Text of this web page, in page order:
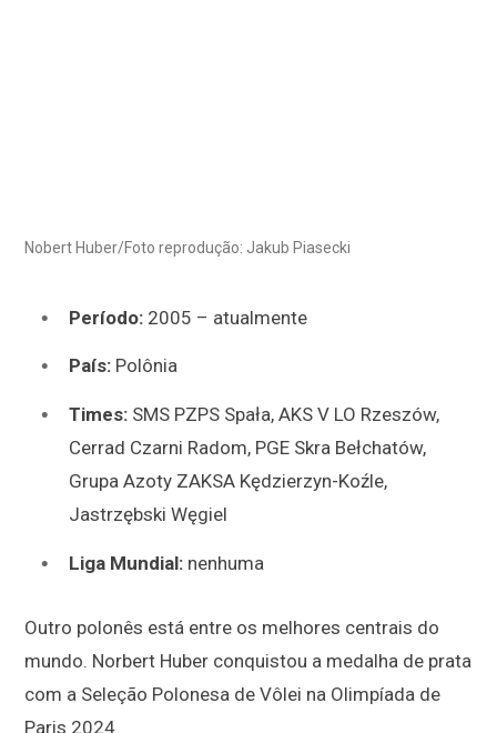
Nobert Huber/Foto reprodução: Jakub Piasecki
Período: 2005 – atualmente
País: Polônia
Times: SMS PZPS Spała, AKS V LO Rzeszów,
Cerrad Czarni Radom, PGE Skra Bełchatów,
Grupa Azoty ZAKSA Kędzierzyn-Koźle,
Jastrzębski Węgiel
Liga Mundial: nenhuma
Outro polonês está entre os melhores centrais do
mundo. Norbert Huber conquistou a medalha de prata
com a Seleção Polonesa de Vôlei na Olimpíada de
Paris 2024.